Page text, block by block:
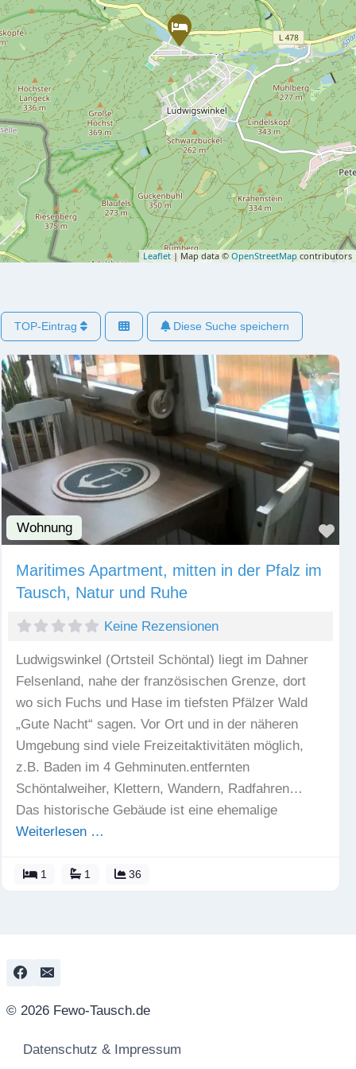
Leaflet| Map data © OpenStreetMap contributors
TOP-Eintrag Diese Suche speichern
Wohnung
Maritimes Apartment, mitten in der Pfalz im
Tausch, Natur und Ruhe
Keine Rezensionen
Ludwigswinkel (Ortsteil Schöntal) liegt im Dahner
Felsenland, nahe der französischen Grenze, dort
wo sich Fuchs und Hase im tiefsten Pfälzer Wald
„Gute Nacht“ sagen. Vor Ort und in der näheren
Umgebung sind viele Freizeitaktivitäten möglich,
z.B. Baden im 4 Gehminuten.entfernten
Schöntalweiher, Klettern, Wandern, Radfahren…
Das historische Gebäude ist eine ehemalige
Weiterlesen …
1 1 36
© 2026 Fewo-Tausch.de
Datenschutz & Impressum